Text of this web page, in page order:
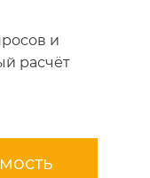
и
расчёт